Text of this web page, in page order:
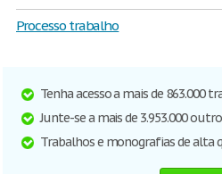
Processo trabalho
Tenha acesso a mais de 863.000
Junte-se a mais de 3.953.000
Trabalhos e monografias de alta